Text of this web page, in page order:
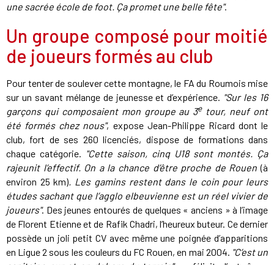
une sacrée école de foot. Ça promet une belle fête".
Un groupe composé pour moitié
de joueurs formés au club
Pour tenter de soulever cette montagne, le FA du Roumois mise
sur un savant mélange de jeunesse et d’expérience. "Sur les 16
garçons qui composaient mon groupe au 3etour, neuf ont
été formés chez nous", expose Jean-Philippe Ricard dont le
club, fort de ses 260 licenciés, dispose de formations dans
chaque catégorie. "Cette saison, cinq U18 sont montés. Ça
rajeunit l’effectif. On a la chance d’être proche de Rouen(à
environ 25 km). Les gamins restent dans le coin pour leurs
études sachant que l’agglo elbeuvienne est un réel vivier de
joueurs". Des jeunes entourés de quelques « anciens » à l’image
de Florent Etienne et de Rafik Chadri, l’heureux buteur. Ce dernier
possède un joli petit CV avec même une poignée d’apparitions
en Ligue 2 sous les couleurs du FC Rouen, en mai 2004. "C’est un